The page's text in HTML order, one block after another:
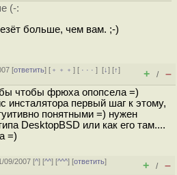
(-:
больше, чем вам. ;-)
[ответить] [ ﹢﹢﹢] [ · · ·][↓] [↑]
+ / –
чтобы фрюха опопсела =)
инсталятора первый шаг к этому,
понятными =) нужен
DesktopBSD или как его там....
=)
09/2007 [^] [^^] [^^^] [ответить]
+ / –